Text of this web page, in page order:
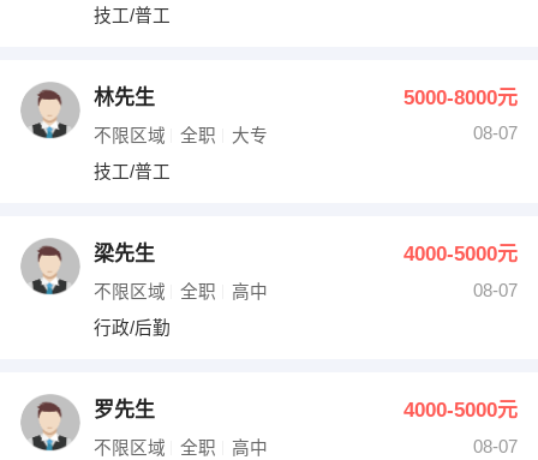
技工/普工
林先生 5000-8000元
不限区域 全职 大专
08-07
技工/普工
梁先生 4000-5000元
不限区域 全职 高中
08-07
行政/后勤
罗先生 4000-5000元
不限区域 全职 高中
08-07